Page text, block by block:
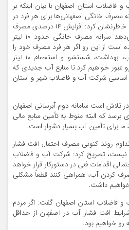
فاضلاب استان اصفهان با بیان اینکه بر
مصرف خانگی اصفهانی‌ها برای هر فرد در
شبانه‌روز ۱۴۹ لیتر بوده است، خاطرنشان کرد: افزایش ۱۴ درصدی مصرف
آب در سال‌جاری نشان می‌دهد سرانه مصرف خانگی حدود ۱۰ لیتر
است از این رو اگر هر فرد مصرف خود را
در همه موارد از جمله شرب، بهداشت، شستشو و استحمام ۱۰ لیتر
خواهیم کرد تا منابع آب جدیدی که
شرکت آب و فاضلاب شهر و استان
تلاش است سامانه دوم آبرسانی اصفهان
برسد که البته منوط به تأمین منابع مالی
برای تأمین آب بسیار دشوار است.
روند کنونی مصرف احتمال افت فشار
نیست، تصریح کرد: شرکت آب و فاضلاب
اقدامات فنی در دستورکار قرار خواهد
کردن آب، همراهی کنند قطعاً مشکلی
داشت.
و فاضلاب استان اصفهان گفت: اگر مردم
افت فشار آب در اصفهان از حداقل
رو خواهیم بود.